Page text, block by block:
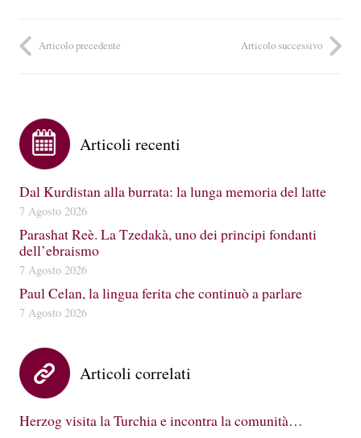
Articolo precedente Articolo successivo
Articoli recenti
Dal Kurdistan alla burrata: la lunga memoria del latte
7 Agosto 2026
Parashat Reè. La Tzedakà, uno dei principi fondanti
dell’ebraismo
7 Agosto 2026
Paul Celan, la lingua ferita che continuò a parlare
7 Agosto 2026
Articoli correlati
Herzog visita la Turchia e incontra la comunità…